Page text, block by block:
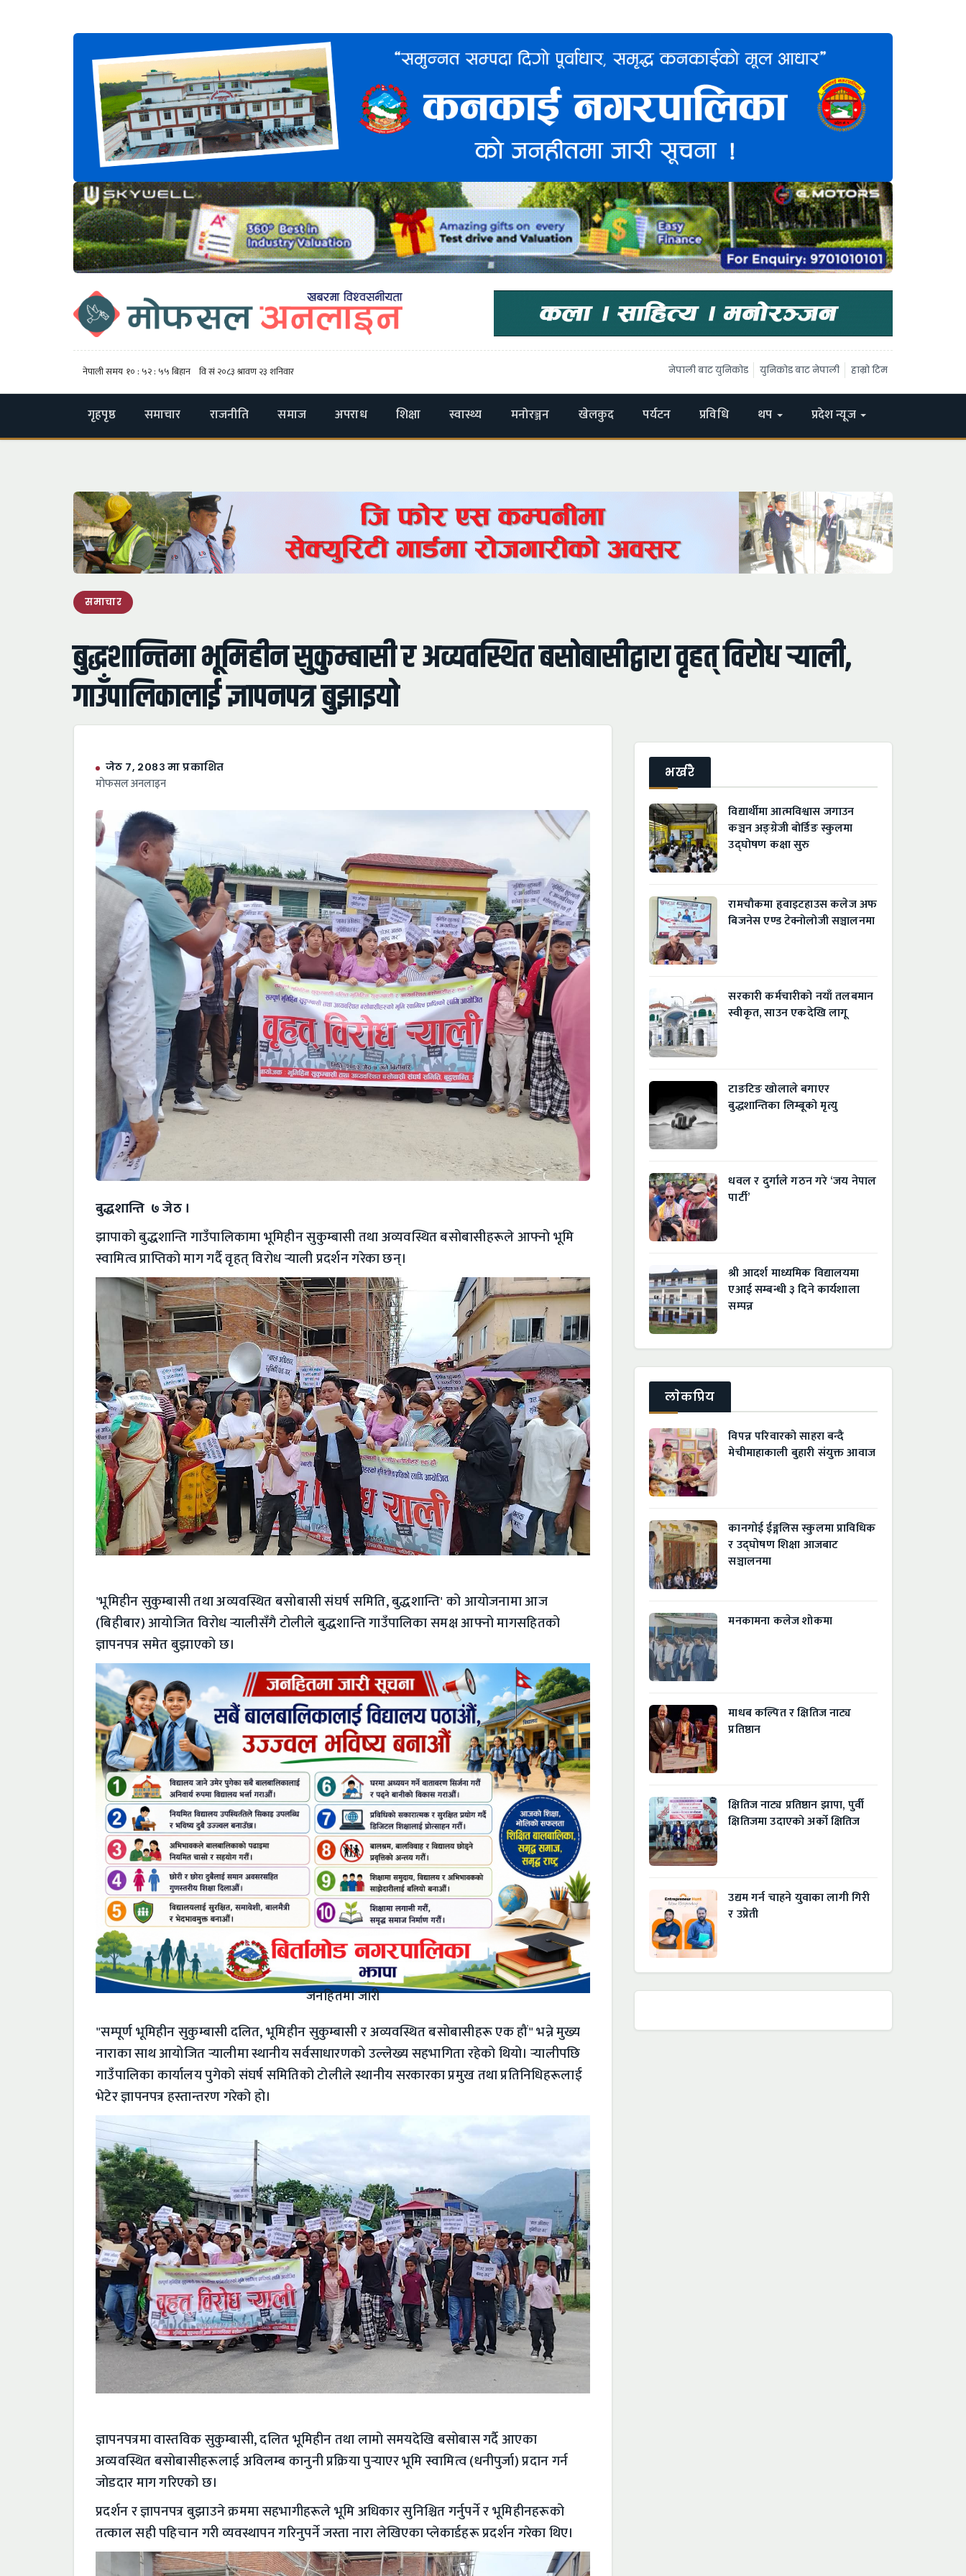
नेपाली बाट युनिकोड युनिकोड बाट नेपाली हाम्रो टिम
गृहपृष्ठ समाचार राजनीति समाज अपराध शिक्षा स्वास्थ्य मनोरञ्जन खेलकुद पर्यटन प्रविधि थप प्रदेश न्यूज
समाचार
​बुद्धशान्तिमा भूमिहीन सुकुम्बासी र अव्यवस्थित बसोबासीद्वारा वृहत् विरोध र्‍याली,
गाउँपालिकालाई ज्ञापनपत्र बुझाइयो
जेठ ७, २०८३ मा प्रकाशित
माेफसल अनलाइन
बुद्धशान्ति ७ जेठ ।
झापाको बुद्धशान्ति गाउँपालिकामा भूमिहीन सुकुम्बासी तथा अव्यवस्थित बसोबासीहरूले आफ्नो भूमि
स्वामित्व प्राप्तिको माग गर्दै वृहत् विरोध र्‍याली प्रदर्शन गरेका छन्।
​'भूमिहीन सुकुम्बासी तथा अव्यवस्थित बसोबासी संघर्ष समिति, बुद्धशान्ति' को आयोजनामा आज
(बिहीबार) आयोजित विरोध र्‍यालीसँगै टोलीले बुद्धशान्ति गाउँपालिका समक्ष आफ्नो मागसहितको
ज्ञापनपत्र समेत बुझाएको छ।
जनहितमा जारी
​"सम्पूर्ण भूमिहीन सुकुम्बासी दलित, भूमिहीन सुकुम्बासी र अव्यवस्थित बसोबासीहरू एक हौं" भन्ने मुख्य
नाराका साथ आयोजित र्‍यालीमा स्थानीय सर्वसाधारणको उल्लेख्य सहभागिता रहेको थियो। र्‍यालीपछि
गाउँपालिका कार्यालय पुगेको संघर्ष समितिको टोलीले स्थानीय सरकारका प्रमुख तथा प्रतिनिधिहरूलाई
भेटेर ज्ञापनपत्र हस्तान्तरण गरेको हो।
​ज्ञापनपत्रमा वास्तविक सुकुम्बासी, दलित भूमिहीन तथा लामो समयदेखि बसोबास गर्दै आएका
अव्यवस्थित बसोबासीहरूलाई अविलम्ब कानुनी प्रक्रिया पुर्‍याएर भूमि स्वामित्व (धनीपुर्जा) प्रदान गर्न
जोडदार माग गरिएको छ।
​प्रदर्शन र ज्ञापनपत्र बुझाउने क्रममा सहभागीहरूले भूमि अधिकार सुनिश्चित गर्नुपर्ने र भूमिहीनहरूको
तत्काल सही पहिचान गरी व्यवस्थापन गरिनुपर्ने जस्ता नारा लेखिएका प्लेकार्डहरू प्रदर्शन गरेका थिए।
भर्खरै
विद्यार्थीमा आत्मविश्वास जगाउन
कञ्चन अङ्ग्रेजी बोर्डिङ स्कुलमा
उद्घोषण कक्षा सुरु
रामचौकमा हृवाइटहाउस कलेज अफ
बिजनेस एण्ड टेक्नोलोजी सञ्चालनमा
सरकारी कर्मचारीको नयाँ तलबमान
स्वीकृत, साउन एकदेखि लागू
टाङटिङ खोलाले बगाएर
बुद्धशान्तिका लिम्बूको मृत्यु
धवल र दुर्गाले गठन गरे ‘जय नेपाल
पार्टी’
श्री आदर्श माध्यमिक विद्यालयमा
एआई सम्बन्धी ३ दिने कार्यशाला
सम्पन्न
लाेकप्रिय
विपन्न परिवारको साहरा बन्दै
मेचीमाहाकाली बुहारी संयुक्त आवाज
कानगोई ईङ्गलिस स्कुलमा प्राविधिक
र उद्घाेषण शिक्षा आजबाट
सञ्चालनमा
मनकामना कलेज शोकमा
माधब कल्पित र क्षितिज नाट्य
प्रतिष्ठान
क्षितिज नाट्य प्रतिष्ठान झापा, पुर्वी
क्षितिजमा उदाएको अर्को क्षितिज
उद्यम गर्न चाहने युवाका लागी गिरी
र उप्रेती